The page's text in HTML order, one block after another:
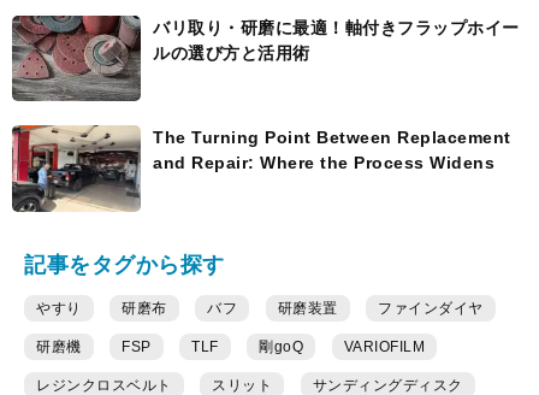
バリ取り・研磨に最適！軸付きフラップホイー
ルの選び方と活用術
The Turning Point Between Replacement
and Repair: Where the Process Widens
記事をタグから探す
やすり 研磨布 バフ 研磨装置 ファインダイヤ
研磨機 FSP TLF 剛goQ VARIOFILM
レジンクロスベルト スリット サンディングディスク